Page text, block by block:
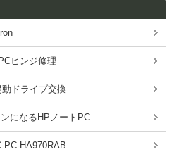
ヒンジ修理
ドライブ交換
になるHPノートPC
PC-HA970RAB